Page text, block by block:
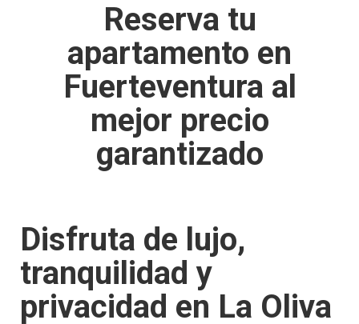
Reserva tu
apartamento en
Fuerteventura al
mejor precio
garantizado
Disfruta de lujo,
tranquilidad y
privacidad en La Oliva